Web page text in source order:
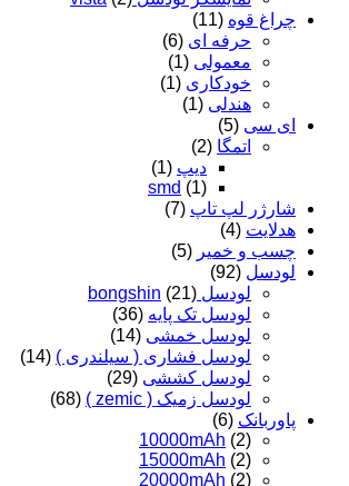
چراغ قوه (11)
حرفه ای (6)
معمولی (1)
خودکاری (1)
هندلی (1)
ای سی (5)
اتمگا (2)
دیپ (1)
smd (1)
شارژر لپ تاپ (7)
هدلایت (4)
چسب و خمیر (5)
لودسل (92)
لودسل bongshin (21)
لودسل تک پایه (36)
لودسل خمشی (14)
لودسل فشاری ( سیلندری ) (14)
لودسل کششی (29)
لودسل زمیک ( zemic )
(68)
پاوربانک (6)
10000mAh (2)
15000mAh (2)
20000mAh (2)